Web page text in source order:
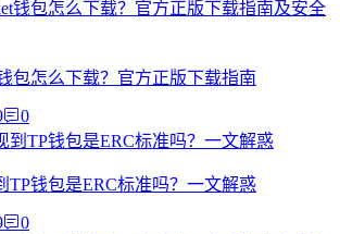
包怎么下载？官方正版下载指南
0
TP钱包是ERC标准吗？一文解惑
0